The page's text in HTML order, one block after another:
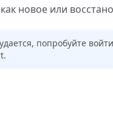
новое или
попробуйте